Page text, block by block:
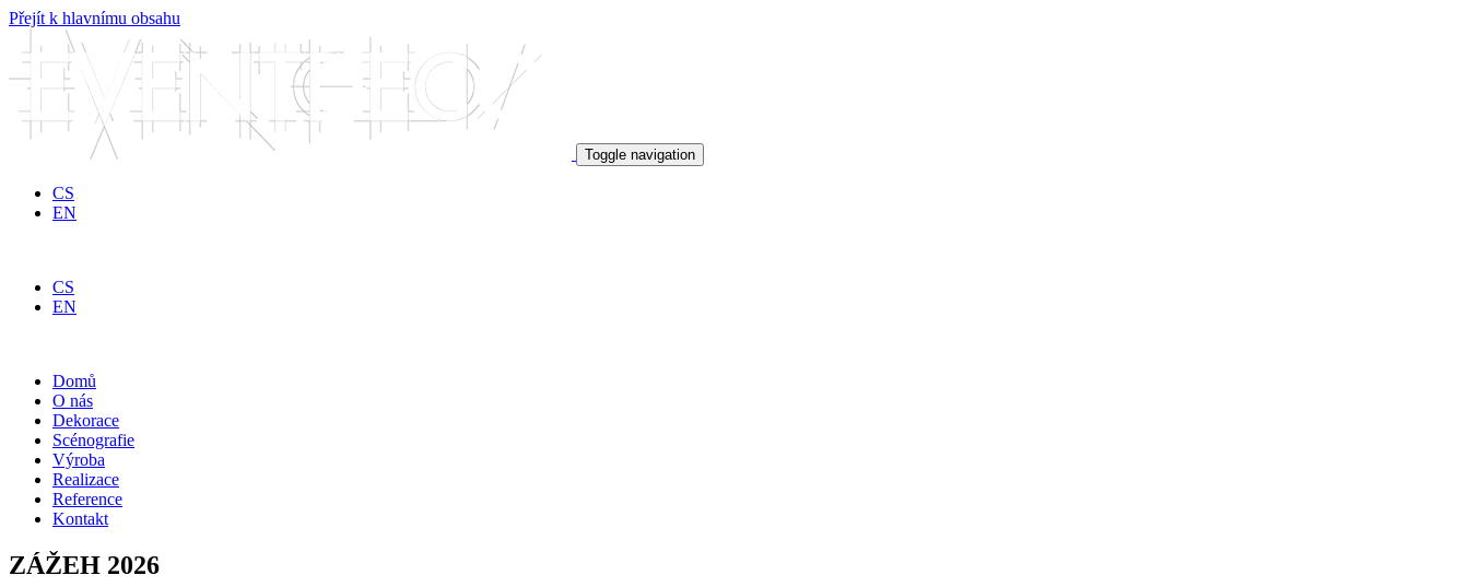
Přejít k hlavnímu obsahu
Toggle navigation
CS
EN
CS
EN
Domů
O nás
Dekorace
Scénografie
Výroba
Realizace
Reference
Kontakt
ZÁŽEH 2026